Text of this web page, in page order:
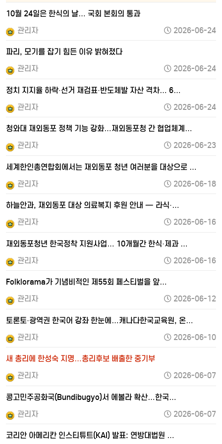
10월 24일은 한식의 날… 국회 본회의 통과
관리자
2026-06-24
파리, 모기를 잡기 힘든 이유 밝혀졌다
관리자
2026-06-24
정치 지지율 하락·선거 재검표·반도체발 자산 격차… 6…
관리자
2026-06-24
청와대 재외동포 정책 기능 강화…재외동포청 간 협업체계…
관리자
2026-06-23
세계한인총연합회에서는 재외동포 청년 여러분을 대상으로 …
관리자
2026-06-18
하늘안과, 재외동포 대상 의료복지 후원 안내 — 라식·…
관리자
2026-06-16
재외동포청년 한국정착 지원사업… 10개월간 한식·제과 …
관리자
2026-06-16
Folklorama가 기념비적인 제55회 페스티벌을 앞…
관리자
2026-06-12
토론토·광역권 한국어 강좌 한눈에…캐나다한국교육원, 온…
관리자
2026-06-10
새 총리에 한성숙 지명…총리후보 배출한 중기부
관리자
2026-06-07
콩고민주공화국(Bundibugyo)서 에볼라 확산…한국…
관리자
2026-06-07
코리안 아메리칸 인스티튜트(KAI) 발표: 연방대법원 …